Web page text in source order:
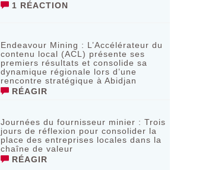
1 RÉACTION
Endeavour Mining : L’Accélérateur du
contenu local (ACL) présente ses
premiers résultats et consolide sa
dynamique régionale lors d’une
rencontre stratégique à Abidjan
RÉAGIR
Journées du fournisseur minier : Trois
jours de réflexion pour consolider la
place des entreprises locales dans la
chaîne de valeur
RÉAGIR